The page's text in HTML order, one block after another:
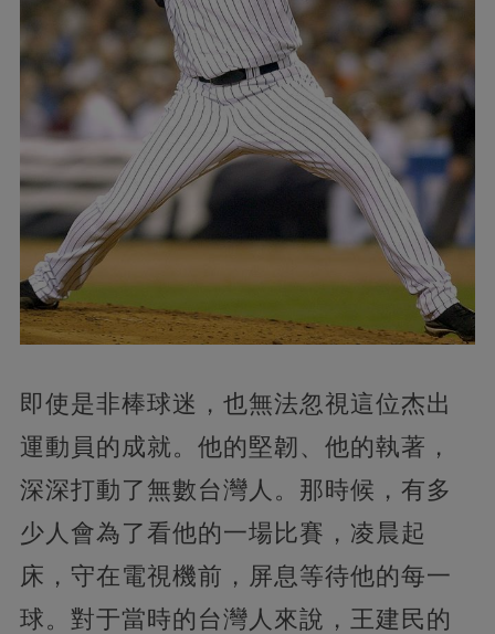
即使是非棒球迷，也無法忽視這位杰出
運動員的成就。他的堅韌、他的執著，
深深打動了無數台灣人。那時候，有多
少人會為了看他的一場比賽，凌晨起
床，守在電視機前，屏息等待他的每一
球。對于當時的台灣人來說，王建民的